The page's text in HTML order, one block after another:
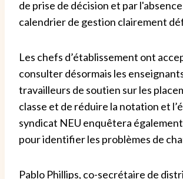
de prise de décision et par
calendrier de gestion clairement
Les chefs d’établissement ont
consulter désormais les
travailleurs de soutien sur les
classe et de réduire la notation et
syndicat NEU enquêtera
pour identifier les problèmes de
Pablo Phillips, co-secrétaire de